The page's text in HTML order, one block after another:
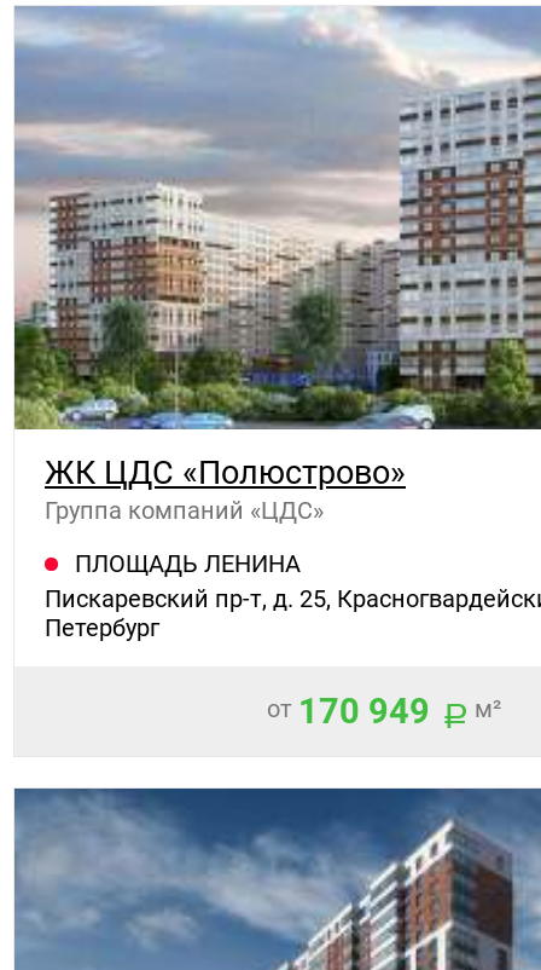
ЖК ЦДС «Полюстрово»
Группа компаний «ЦДС»
ПЛОЩАДЬ ЛЕНИНА
Пискаревский пр-т, д. 25,
Петербург
от 170 949 м²